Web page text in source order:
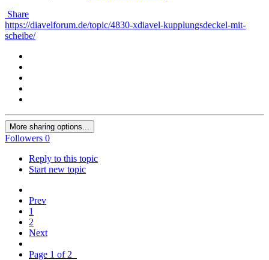
Share
https://diavelforum.de/topic/4830-xdiavel-kupplungsdeckel-mit-
scheibe/
More sharing options...
Followers 0
Reply to this topic
Start new topic
Prev
1
2
Next
Page 1 of 2